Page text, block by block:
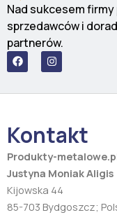
Nad sukcesem
sprzedawców i
partnerów.
F
a
c
b
k
I
n
s
a
a
m
Kontakt
Produkty-
Justyna Moniak Aligis
Kijowska 44
85-703 Bydgoszcz;